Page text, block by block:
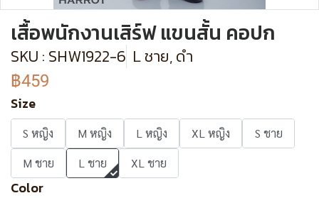
เสื้อพนักงานเสิร์ฟ แขนสั้น คอปก
SKU : SHW1922-6 L ชาย, ดำ
฿459
Size
S หญิง M หญิง L หญิง XL หญิง
S ชาย
M ชาย
L ชาย XL ชาย
Color